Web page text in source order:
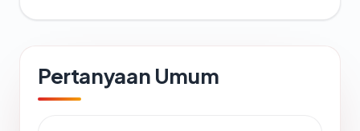
Pertanyaan Umum